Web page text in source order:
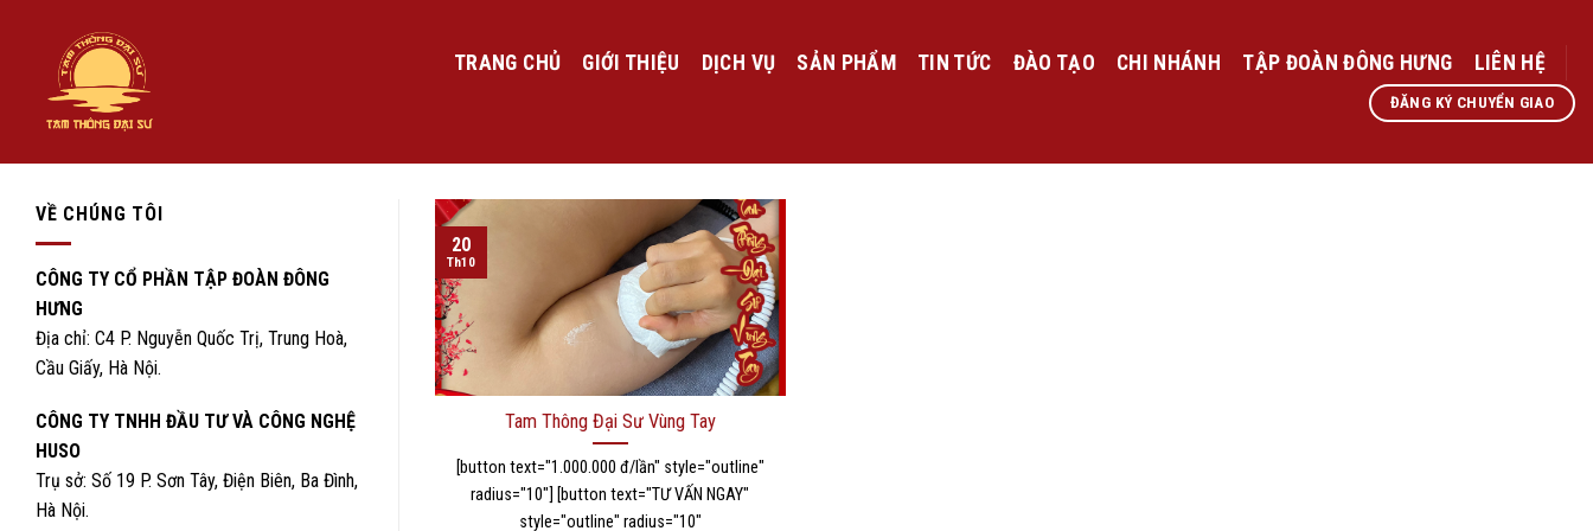
TRANG CHỦ GIỚI THIỆU DỊCH VỤ SẢN PHẨM TIN TỨC ĐÀO TẠO CHI NHÁNH TẬP ĐOÀN ĐÔNG HƯNG LIÊN HỆ
ĐĂNG KÝ CHUYỂN GIAO
VỀ CHÚNG TÔI
CÔNG TY CỔ PHẦN TẬP ĐOÀN ĐÔNG
HƯNG
Địa chỉ: C4 P. Nguyễn Quốc Trị, Trung Hoà,
Cầu Giấy, Hà Nội.
CÔNG TY TNHH ĐẦU TƯ VÀ CÔNG NGHỆ
HUSO
Trụ sở: Số 19 P. Sơn Tây, Điện Biên, Ba Đình,
Hà Nội.
Tam Thông Đại Sư Vùng Tay
[button text="1.000.000 đ/lần" style="outline"
radius="10"] [button text="TƯ VẤN NGAY"
style="outline" radius="10"
20
Th10